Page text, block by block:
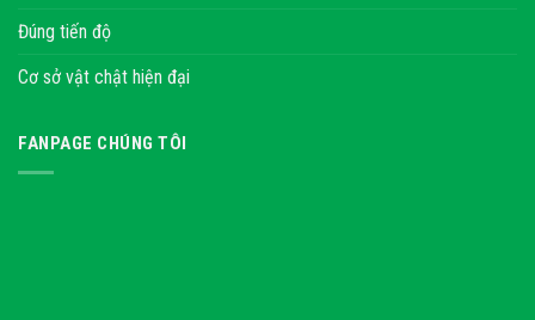
Đúng tiến độ
Cơ sở vật chật hiện đại
FANPAGE CHÚNG TÔI